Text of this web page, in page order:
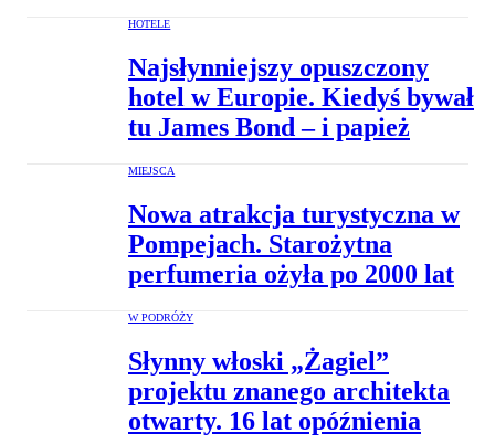
HOTELE
Najsłynniejszy opuszczony
hotel w Europie. Kiedyś bywał
tu James Bond – i papież
MIEJSCA
Nowa atrakcja turystyczna w
Pompejach. Starożytna
perfumeria ożyła po 2000 lat
W PODRÓŻY
Słynny włoski „Żagiel”
projektu znanego architekta
otwarty. 16 lat opóźnienia